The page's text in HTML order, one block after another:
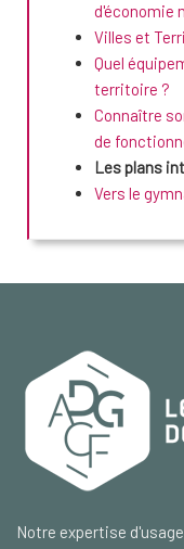
d'économie
Villes et
Quel
territoire ?
Connaître
de
Les plans
Vers le
Notre expertise